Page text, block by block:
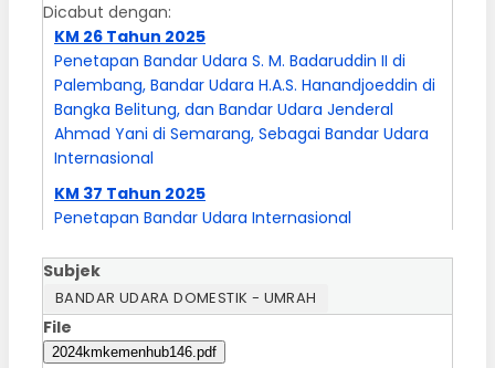
Dicabut dengan:
KM 26 Tahun 2025
Penetapan Bandar Udara S. M. Badaruddin II di
Palembang, Bandar Udara H.A.S. Hanandjoeddin di
Bangka Belitung, dan Bandar Udara Jenderal
Ahmad Yani di Semarang, Sebagai Bandar Udara
Internasional
KM 37 Tahun 2025
Penetapan Bandar Udara Internasional
Subjek
BANDAR UDARA DOMESTIK - UMRAH
File
2024kmkemenhub146.pdf